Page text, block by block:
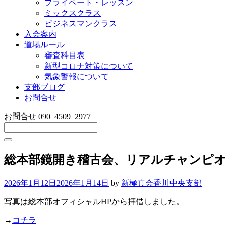
プライベート・レッスン
ミックスクラス
ビジネスマンクラス
入会案内
道場ルール
審査科目表
新型コロナ対策について
気象警報について
支部ブログ
お問合せ
お問合せ 090ｰ4509ｰ2977
総本部鏡開き稽古会、リアルチャンピ
2026年1月12日 2026年1月14日 by 新極真会香川中央支部
写真は総本部オフィシャルHPから拝借しました。
→ コチラ